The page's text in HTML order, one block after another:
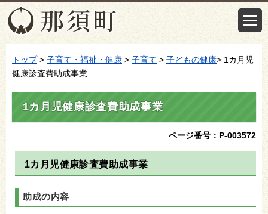
トップ> 子育て・福祉・健康 > 子育て > 子どもの健康> 1カ月児
健康診査費助成事業
1カ月児健康診査費助成事業
ページ番号：P-003572
1カ月児健康診査費助成事業
助成の内容